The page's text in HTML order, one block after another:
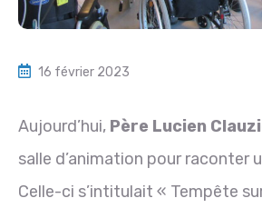
16 février 2023
Aujourd’hui, Père Lucien
salle d’animation pour raconter
Celle-ci s’intitulait « Tempête